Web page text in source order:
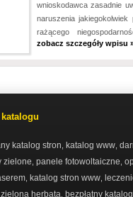
wnioskodawca zasadnie
naruszenia
rażącego
zobacz szczegóły wpisu
katalog stron katalog www
zielone panele fotowoltaiczne
katalog stron www
zielona herbata bezpłatny